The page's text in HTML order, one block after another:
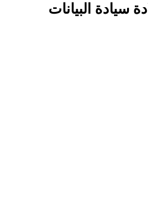
سيادة البيانات